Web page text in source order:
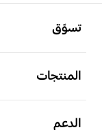
تسوّق
المنتجات
الدعم